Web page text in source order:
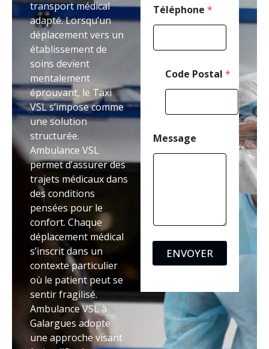
transport médical
adapté. Lorsqu’un
déplacement vers un
établissement de
soins devient
mentalement
éprouvant, le Taxi
VSL s’impose comme
une solution
structurée.
Ambulance VSL
permet d’assurer des
trajets médicaux dans
des conditions
pensées pour le
confort. Chaque
déplacement médical
s’inscrit dans un
contexte particulier
où le patient peut se
sentir fragilisé.
Ambulance VSL à
Galargues adopte
une approche visant
s
a
e
Téléphone *
Code Postal *
Message
ENVOYER